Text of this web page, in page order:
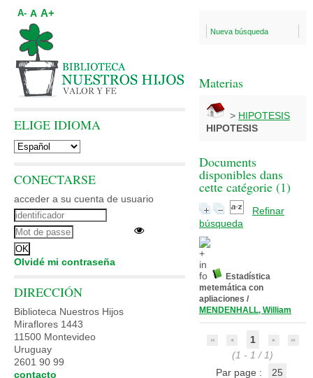
Nueva búsqueda
Materias
> HIPOTESIS
HIPOTESIS
Documents
disponibles dans
cette catégorie (1)
Refinar
búsqueda
Estadística
metemática con
apliaciones /
MENDENHALL, William
1
(1 - 1 / 1)
Par page :
25
A- A A+
ELIGE IDIOMA
CONECTARSE
acceder a su cuenta de usuario
Olvidé mi contraseña
DIRECCIÓN
Biblioteca Nuestros Hijos
Miraflores 1443
11500 Montevideo
Uruguay
2601 90 99
contacto